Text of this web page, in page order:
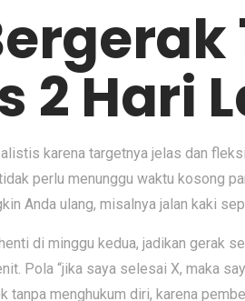
2 Hari
karena targetnya jelas dan
perlu menunggu waktu kosong
Anda ulang, misalnya jalan kaki
di minggu kedua, jadikan gerak
Pola “jika saya selesai X, maka
tanpa menghukum diri, karena